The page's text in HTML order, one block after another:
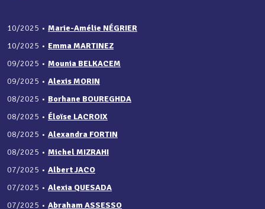
10/2025 • Marie-Amélie NÉGRIER
10/2025 • Emma MARTINEZ
09/2025 • Mounia BELKACEM
09/2025 • Alexis MORIN
08/2025 • Borhane BOUREGHDA
08/2025 • Éloïse LACROIX
08/2025 • Alexandra FORTIN
08/2025 • Michel MIZRAHI
07/2025 • Albert JACO
07/2025 • Alexia QUESADA
07/2025 • Abraham ASSESSO